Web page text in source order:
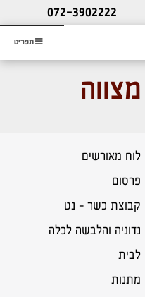
תפריט
ליעוץ חינם
והזמנת כרטיס שמחות
072-3902222
לוח מאורשים
פרסום
קבוצת כשר – נט
נדוניה והלבשה לכלה
לבית
מתנות